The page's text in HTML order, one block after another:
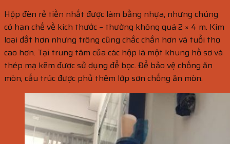
Hộp đèn rẻ tiền nhất được làm bằng nhựa, nhưng chúng
có hạn chế về kích thước – thường không quá 2 × 4 m. Kim
loại đắt hơn nhưng trông cũng chắc chắn hơn và tuổi thọ
cao hơn. Tại trung tâm của các hộp là một khung hồ sơ và
thép mạ kẽm được sử dụng để bọc. Để bảo vệ chống ăn
mòn, cấu trúc được phủ thêm lớp sơn chống ăn mòn.